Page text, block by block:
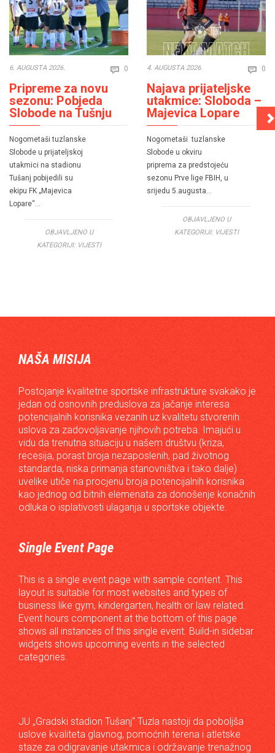
6. AUGUSTA 2026.  0 Comments
Pripreme za novu
sezonu: Pobjeda
Slobode na Tušnju
Nogometaši tuzlanske
Slobode u prijateljskoj
utakmici na stadionu
Tušanj pobijedili su
ekipu FK „Majevica
Lopare“…
OBJAVLJENO U
KATEGORIJI: VIJESTI
4. AUGUSTA 2026.  0
Najava prijateljske
utakmice: Sloboda –
Majevica Lopare
Nogometaši tuzlanske
Slobode u okviru
priprema za predstojeću
sezonu Prve lige FBIH, u
srijedu 5.augusta…
OBJAVLJENO U
KATEGORIJI: VIJESTI
NAŠA MISIJA
Postojanje kvalitetne sportske infrastrukture svakako je
jedan od osnovnih preduslova za jačanje interesa
potencijalnih korisnika vezanih uz kvalitetu stvorenih
uslova za zadovoljavanje njihovih potreba. Imajući u
vidu da trenutna situaciju u našem društvu (kriza,
recesija, porast broja nezaposlenih, pad životnog
standarda, niska primanja stanovništva i tako dalje)
uvelike utiče na procjenu broja potencijalnih korisnika
kao jednog od bitnih elemenata za donošenje konačnih
odluka o isplativosti ulaganja u sportske objekte.
Single Event Page
This is a single event page with sample content. This
layout is suitable for most websites and types of
business like gym, kindergarten, health or law related.
Event hours component at the bottom of this page
shows all instances of this single event. Build-in sidebar
widgets shows upcoming events in the selected
categories.
JU „Gradski stadion Tušanj“ Tuzla nastoji da poboljša
uslove kvaliteta glavnog, pomoćnih terena i atletske
staze za odigravanje utakmica i održavanje trenažnog